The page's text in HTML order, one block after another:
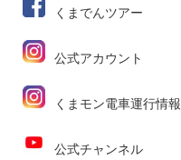
くまでんツアー
公式アカウント
くまモン電車運行情報
公式チャンネル